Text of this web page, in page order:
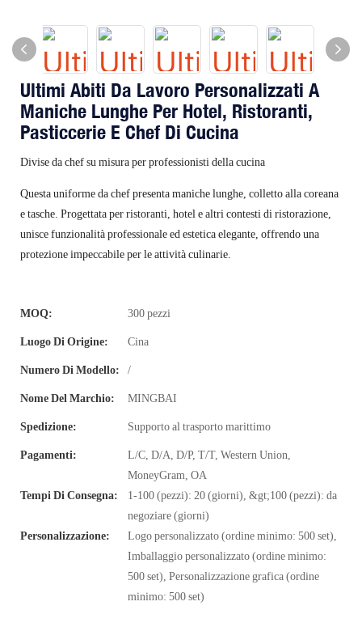
Ultimi Abiti Da Lavoro Personalizzati A
Maniche Lunghe Per Hotel, Ristoranti,
Pasticcerie E Chef Di Cucina
Divise da chef su misura per professionisti della cucina
Questa uniforme da chef presenta maniche lunghe, colletto alla coreana
e tasche. Progettata per ristoranti, hotel e altri contesti di ristorazione,
unisce funzionalità professionale ed estetica elegante, offrendo una
protezione impeccabile per le attività culinarie.
MOQ: 300 pezzi
Luogo Di Origine: Cina
Numero Di Modello: /
Nome Del Marchio: MINGBAI
Spedizione: Supporto al trasporto marittimo
Pagamenti:
L/C, D/A, D/P, T/T, Western Union,
MoneyGram, OA
Tempi Di Consegna:
1-100 (pezzi): 20 (giorni), &gt;100 (pezzi): da
negoziare (giorni)
Personalizzazione:
Logo personalizzato (ordine minimo: 500 set),
Imballaggio personalizzato (ordine minimo:
500 set), Personalizzazione grafica (ordine
minimo: 500 set)